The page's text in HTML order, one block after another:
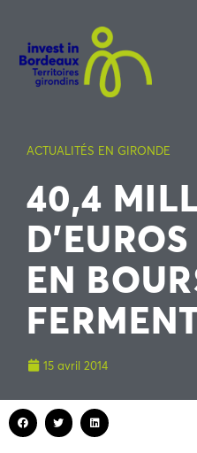
ACTUALITÉS EN GIRONDE
40,4
EN
15 avril 2014